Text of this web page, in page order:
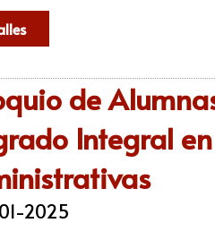
de
Integral
2025